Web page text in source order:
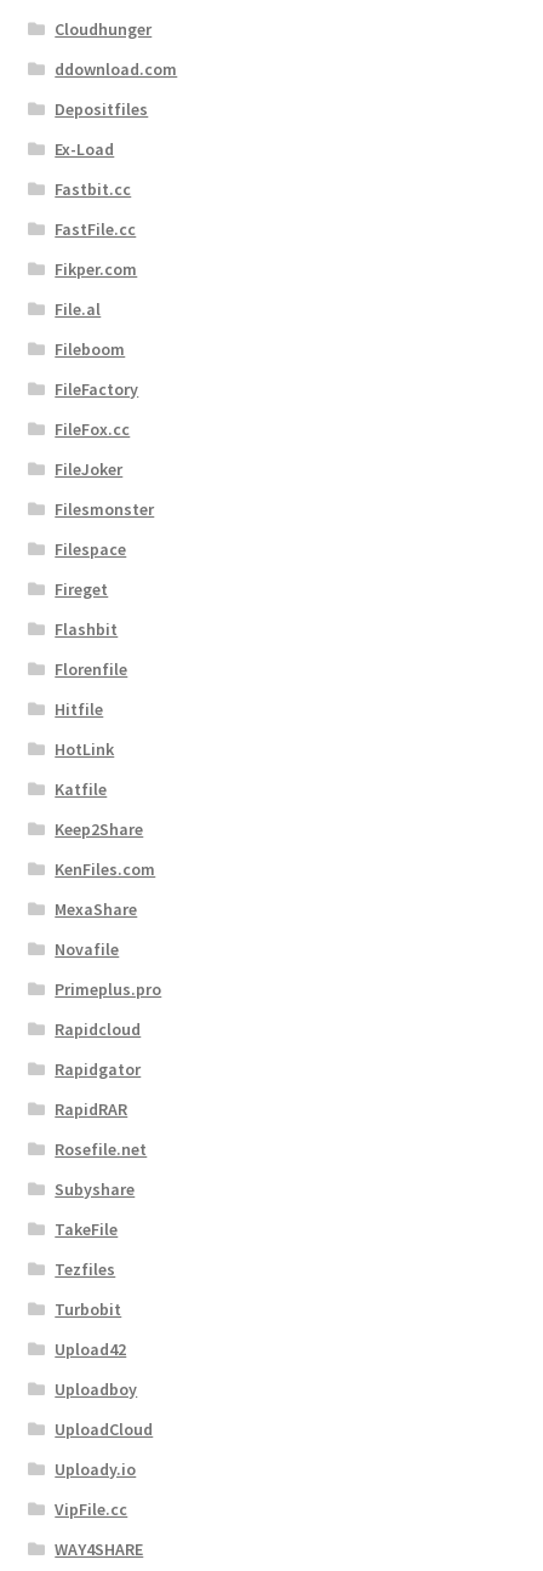
Cloudhunger
ddownload.com
Depositfiles
Ex-Load
Fastbit.cc
FastFile.cc
Fikper.com
File.al
Fileboom
FileFactory
FileFox.cc
FileJoker
Filesmonster
Filespace
Fireget
Flashbit
Florenfile
Hitfile
HotLink
Katfile
Keep2Share
KenFiles.com
MexaShare
Novafile
Primeplus.pro
Rapidcloud
Rapidgator
RapidRAR
Rosefile.net
Subyshare
TakeFile
Tezfiles
Turbobit
Upload42
Uploadboy
UploadCloud
Uploady.io
VipFile.cc
WAY4SHARE